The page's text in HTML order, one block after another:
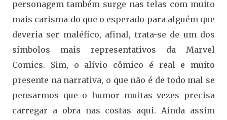
personagem também surge nas telas com muito
mais carisma do que o esperado para alguém que
deveria ser maléfico, afinal, trata-se de um dos
símbolos mais representativos da Marvel
Comics. Sim, o alívio cômico é real e muito
presente na narrativa, o que não é de todo mal se
pensarmos que o humor muitas vezes precisa
carregar a obra nas costas aqui. Ainda assim